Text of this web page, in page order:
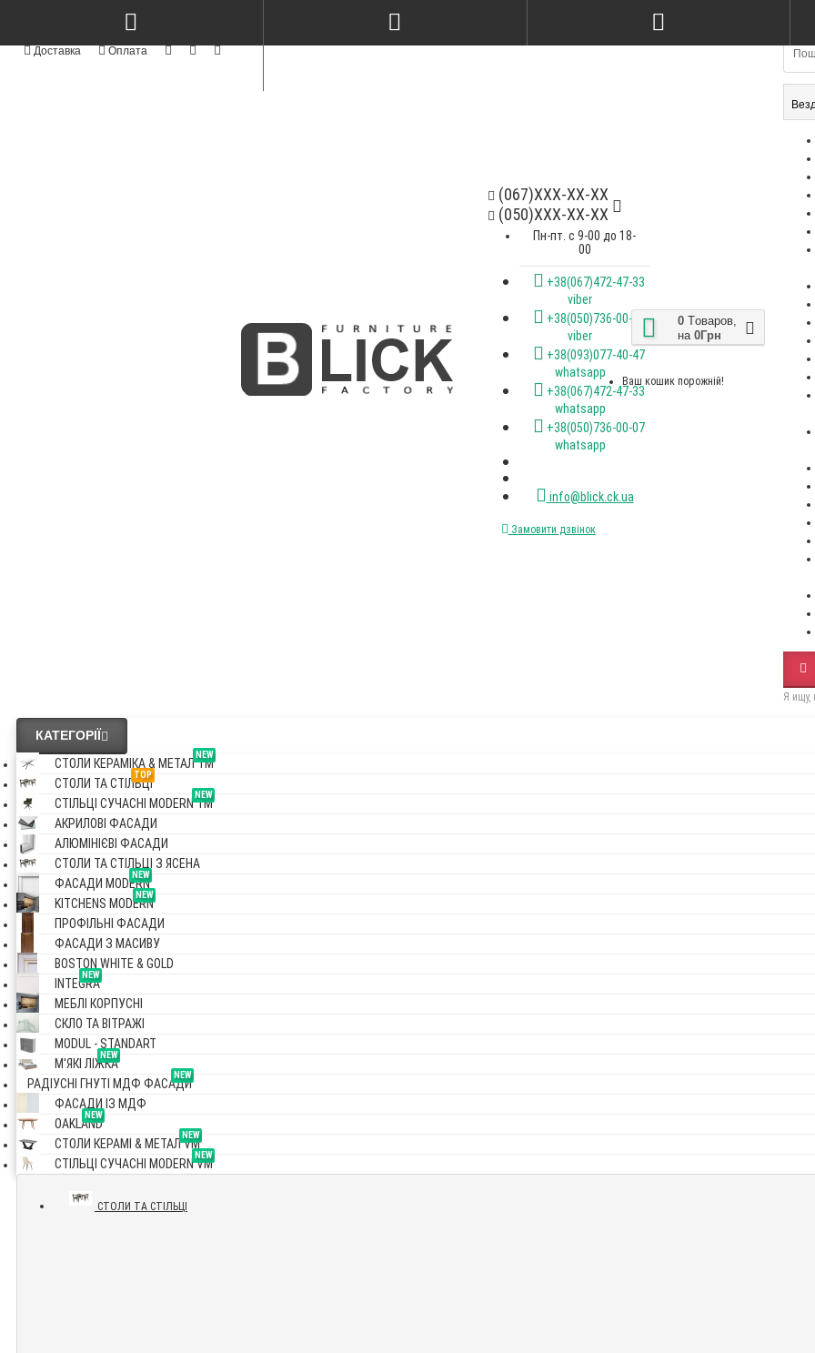
Доставка Оплата
(067)XXX-XX-XX
(050)XXX-XX-XX
Пн-пт. с 9-00 до 18-
00
+38(067)472-47-33
viber
+38(050)736-00-07
viber
+38(093)077-40-47
whatsapp
+38(067)472-47-33
whatsapp
+38(050)736-00-07
whatsapp
info@blick.ck.ua
Замовити дзвінок
0 Tоваров,
на 0Грн
Ваш кошик порожній!
Я ищу,
КАТЕГОРІЇ
NEW
СТОЛИ КЕРАМІКА & МЕТАЛ TM
TOP
СТОЛИ ТА СТІЛЬЦІ
NEW
СТІЛЬЦІ СУЧАСНІ MODERN TM
АКРИЛОВІ ФАСАДИ
АЛЮМІНІЄВІ ФАСАДИ
СТОЛИ ТА СТІЛЬЦІ З ЯСЕНА
NEW
ФАСАДИ MODERN
NEW
KITCHENS MODERN
ПРОФІЛЬНІ ФАСАДИ
ФАСАДИ З МАСИВУ
BOSTON WHITE & GOLD
NEW
INTEGRA
МЕБЛІ КОРПУСНІ
СКЛО ТА ВІТРАЖІ
MODUL - STANDART
NEW
М'ЯКІ ЛІЖКА
NEW
РАДІУСНІ ГНУТІ МДФ ФАСАДИ
ФАСАДИ ІЗ МДФ
NEW
OAKLAND
NEW
СТОЛИ КЕРАМІ & МЕТАЛ VM
NEW
СТІЛЬЦІ СУЧАСНІ MODERN VM
СТОЛИ ТА СТІЛЬЦІ